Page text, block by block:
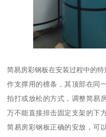
简易房彩钢板在安装过程中的特
作支撑用的檩条，其顶部在同
拍打或放松的方式，调整简易
万不能直接排击固定支架的下
简易房彩钢板正确的安放，可